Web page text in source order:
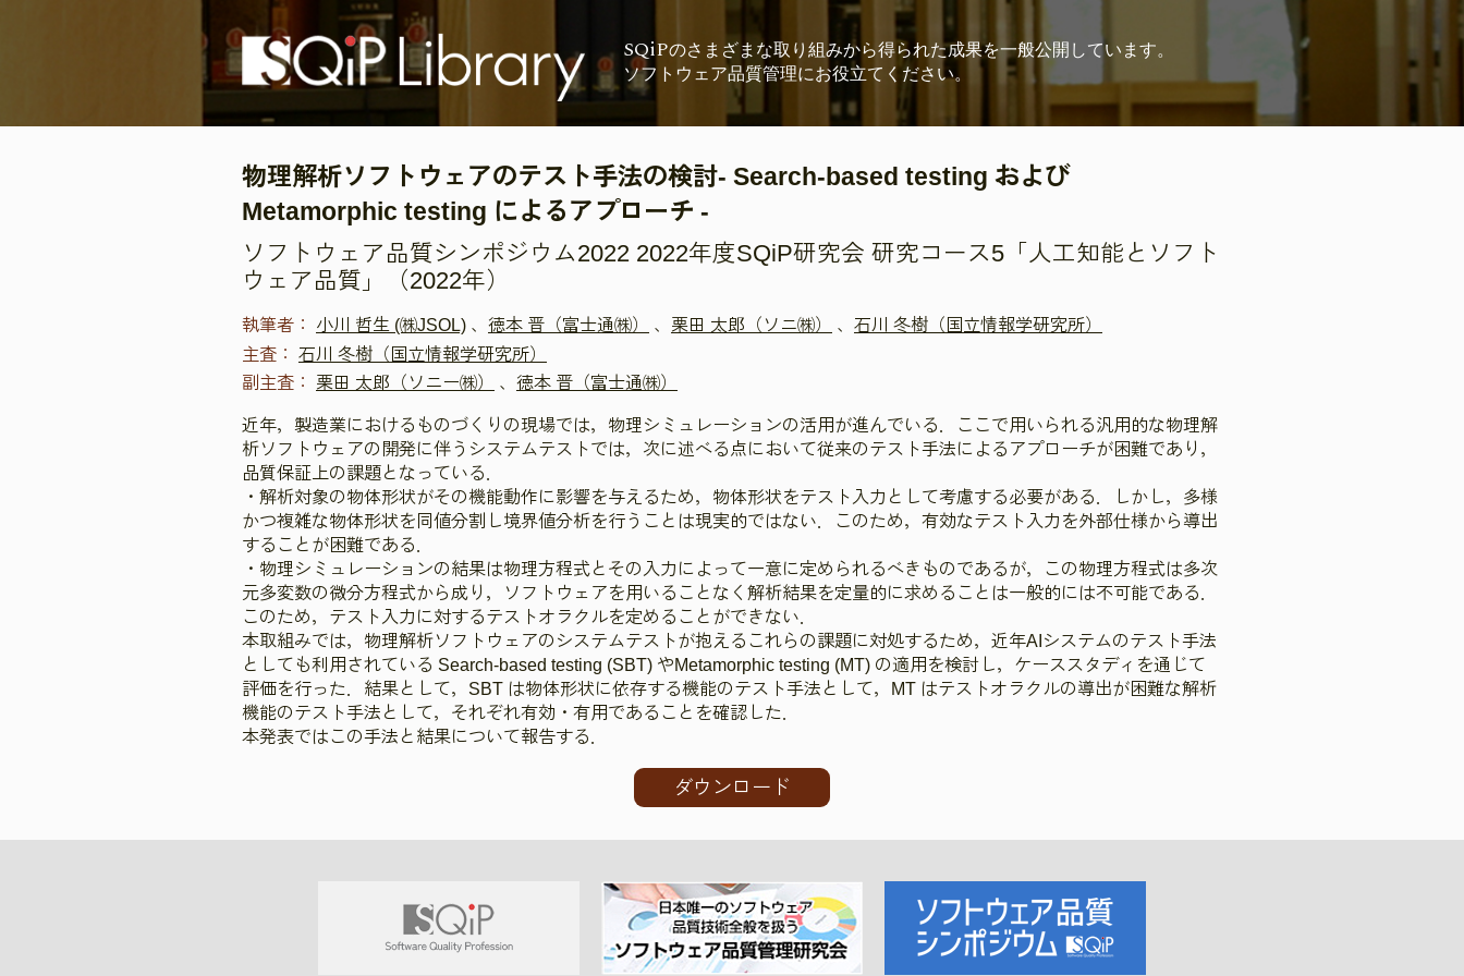
SQiPのさまざまな取り組みから得られた成果を一般公開しています。
ソフトウェア品質管理にお役立てください。
物理解析ソフトウェアのテスト手法の検討- Search-based testing および
Metamorphic testing によるアプローチ -
ソフトウェア品質シンポジウム2022 2022年度SQiP研究会 研究コース5「人工知能とソフト
ウェア品質」（2022年）
執筆者： 小川 哲生 (㈱JSOL) 、 徳本 晋（富士通㈱） 、 栗田 太郎（ソニ㈱） 、 石川 冬樹（国立情報学研究所）
主査：
石川 冬樹（国立情報学研究所）
副主査：
栗田 太郎（ソニー㈱） 、 徳本 晋（富士通㈱）
近年，製造業におけるものづくりの現場では，物理シミュレーションの活用が進んでいる．ここで用いられる汎用的な物理解
析ソフトウェアの開発に伴うシステムテストでは，次に述べる点において従来のテスト手法によるアプローチが困難であり，
品質保証上の課題となっている．
・解析対象の物体形状がその機能動作に影響を与えるため，物体形状をテスト入力として考慮する必要がある．しかし，多様
かつ複雑な物体形状を同値分割し境界値分析を行うことは現実的ではない．このため，有効なテスト入力を外部仕様から導出
することが困難である．
・物理シミュレーションの結果は物理方程式とその入力によって一意に定められるべきものであるが，この物理方程式は多次
元多変数の微分方程式から成り，ソフトウェアを用いることなく解析結果を定量的に求めることは一般的には不可能である．
このため，テスト入力に対するテストオラクルを定めることができない．
本取組みでは，物理解析ソフトウェアのシステムテストが抱えるこれらの課題に対処するため，近年AIシステムのテスト手法
としても利用されている Search-based testing (SBT) やMetamorphic testing (MT) の適用を検討し，ケーススタディを通じて
評価を行った．結果として，SBT は物体形状に依存する機能のテスト手法として，MT はテストオラクルの導出が困難な解析
機能のテスト手法として，それぞれ有効・有用であることを確認した．
本発表ではこの手法と結果について報告する．
ダウンロード